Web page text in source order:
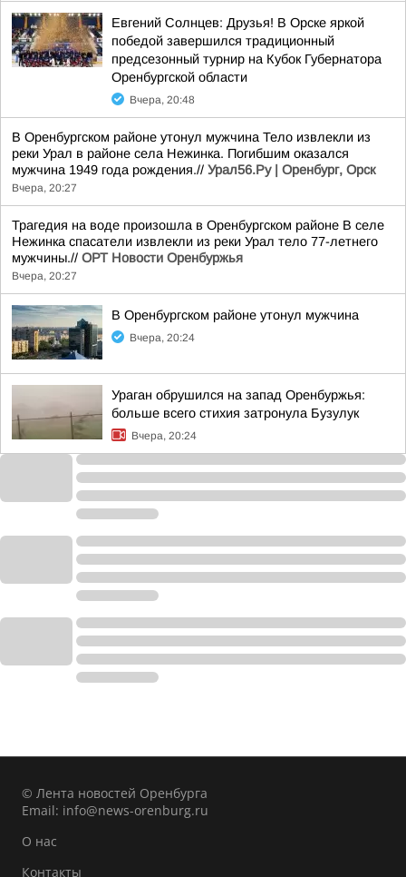
Евгений Солнцев: Друзья! В Орске яркой
победой завершился традиционный
предсезонный турнир на Кубок Губернатора
Оренбургской области
Вчера, 20:48
В Оренбургском районе утонул мужчина Тело извлекли из
реки Урал в районе села Нежинка. Погибшим оказался
мужчина 1949 года рождения.// Урал56.Ру | Оренбург, Орск
Вчера, 20:27
Трагедия на воде произошла в Оренбургском районе В селе
Нежинка спасатели извлекли из реки Урал тело 77-летнего
мужчины.// ОРТ Новости Оренбуржья
Вчера, 20:27
В Оренбургском районе утонул мужчина
Вчера, 20:24
Ураган обрушился на запад Оренбуржья:
больше всего стихия затронула Бузулук
Вчера, 20:24
© Лента новостей Оренбурга
Email: info@news-orenburg.ru
О нас
Контакты